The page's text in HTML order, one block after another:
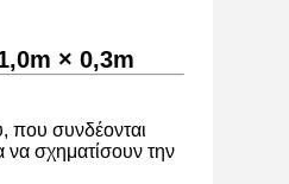
× 0,3m
που συνδέονται
να σχηματίσουν την